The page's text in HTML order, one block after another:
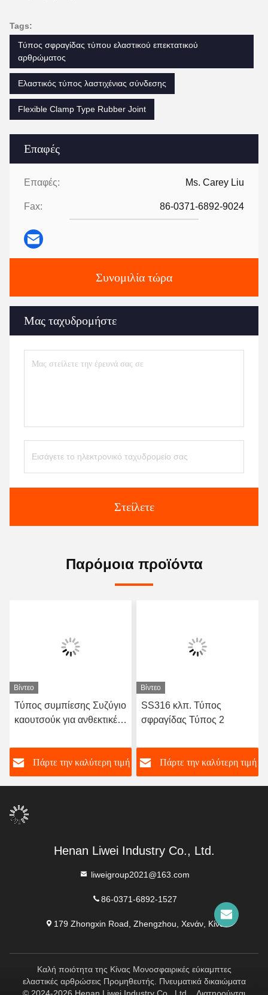
Επαφές
Επαφές: Ms. Carey Liu
Fax: 86-0371-6892-9024
Συνομιλία τώρα
Μας ταχυδρομήστε
Στείλετε
Tags:
Τύπος σφραγίδας τύπου ελαστικού επεκτατικού
αρθρώματος
Ελαστικός τύπος λαστιχένιας σύνδεσης
Flexible Clamp Type Rubber Joint
Παρόμοια προϊόντα
Βίντεο
Τύπος συμπίεσης Συζύγιο
καουτσούκ για ανθεκτικές
μήκος προσαρμόσιμος
Πάρτε την καλύτερη τιμή
Βίντεο
SS316 κλπ. Τύπος
σφραγίδας Τύπος 2
Πάρτε την καλύτερη τιμή
Henan Liwei Industry Co., Ltd.
liweigroup2021@163.com
86-0371-6892-1527
179 Zhongxin Road, Zhengzhou, Χενάν, Κίνα
Καλή ποιότητα της Κίνας Μονοσφαιρικές εύκαμπτες
ελαστικές αρθρώσεις Προμηθευτής. Πνευματικά δικαιώματα